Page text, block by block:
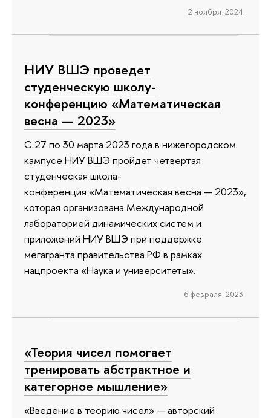
2 ноября 2024
НИУ ВШЭ проведет
студенческую школу-
конференцию «Математическая
весна — 2023»
С 27 по 30 марта 2023 года в нижегородском
кампусе НИУ ВШЭ пройдет четвертая
студенческая школа-
конференция «Математическая весна — 2023»,
которая организована Международной
лабораторией динамических систем и
приложений НИУ ВШЭ при поддержке
мегагранта правительства РФ в рамках
нацпроекта «Наука и университеты».
6 февраля 2023
«Теория чисел помогает
тренировать абстрактное и
категорное мышление»
«Введение в теорию чисел» — авторский